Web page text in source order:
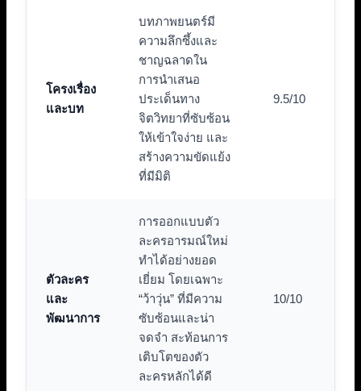
โครงเรื่อง
และบท
บทภาพยนตร์มี
ความลึกซึ้งและ
ชาญฉลาดใน
การนำเสนอ
ประเด็นทาง
จิตวิทยาที่ซับซ้อน
ให้เข้าใจง่าย และ
สร้างความขัดแย้ง
ที่มีมิติ
9.5/10
ตัวละคร
และ
พัฒนาการ
การออกแบบตัว
ละครอารมณ์ใหม่
ทำได้อย่างยอด
เยี่ยม โดยเฉพาะ
“ว้าวุ่น” ที่มีความ
ซับซ้อนและน่า
จดจำ สะท้อนการ
เติบโตของตัว
ละครหลักได้ดี
10/10